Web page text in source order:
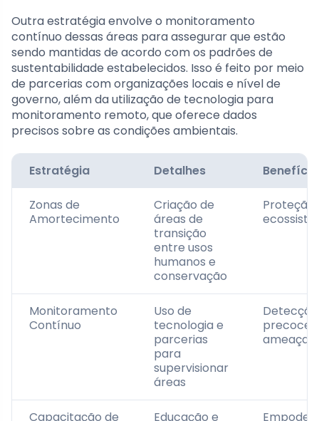
Outra estratégia envolve o monitoramento
contínuo dessas áreas para assegurar que estão
sendo mantidas de acordo com os padrões de
sustentabilidade estabelecidos. Isso é feito por meio
de parcerias com organizações locais e nível de
governo, além da utilização de tecnologia para
monitoramento remoto, que oferece dados
precisos sobre as condições ambientais.
Estratégia Detalhes
Zonas de
Amortecimento
Criação de
áreas de
transição
entre usos
humanos e
conservação
Proteção
Monitoramento
Contínuo
Uso de
tecnologia e
parcerias
para
supervisionar
áreas
Detecção
precoce
ameaças
Capacitação de Educação e